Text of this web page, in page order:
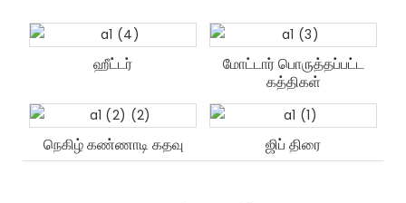
ஹீட்டர்
மோட்டார் பொருத்தப்பட்ட
கத்திகள்
நெகிழ் கண்ணாடி கதவு ஜிப் திரை